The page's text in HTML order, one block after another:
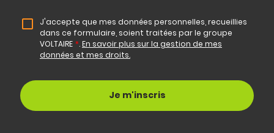
J'accepte que mes données personnelles, recueillies
dans ce formulaire, soient traitées par le groupe
VOLTAIRE *.En savoir plus sur la gestion de mes
données et mes droits.